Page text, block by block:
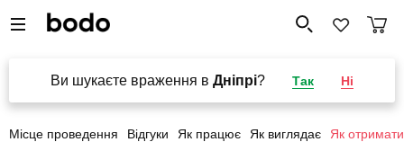
Ви шукаєте враження в Дніпрі? Так Ні
Місце проведення Відгуки Як працює Як виглядає Як отримати